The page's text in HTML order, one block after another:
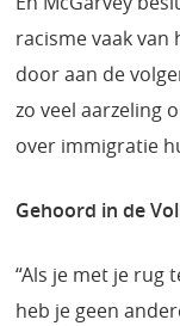
racisme vaak
door aan de
zo veel aarzeling
over immigratie
Gehoord in de
“Als je met je rug
heb je geen